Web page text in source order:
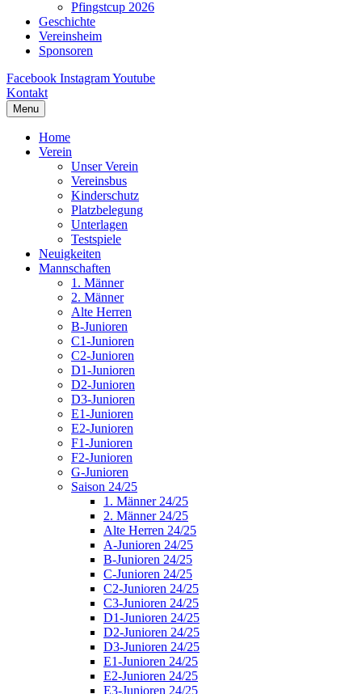
Pfingstcup 2026
Geschichte
Vereinsheim
Sponsoren
Facebook InstagramYoutube
Kontakt
Menu
Home
Verein
Unser Verein
Vereinsbus
Kinderschutz
Platzbelegung
Unterlagen
Testspiele
Neuigkeiten
Mannschaften
1. Männer
2. Männer
Alte Herren
B-Junioren
C1-Junioren
C2-Junioren
D1-Junioren
D2-Junioren
D3-Junioren
E1-Junioren
E2-Junioren
F1-Junioren
F2-Junioren
G-Junioren
Saison 24/25
1. Männer 24/25
2. Männer 24/25
Alte Herren 24/25
A-Junioren 24/25
B-Junioren 24/25
C-Junioren 24/25
C2-Junioren 24/25
C3-Junioren 24/25
D1-Junioren 24/25
D2-Junioren 24/25
D3-Junioren 24/25
E1-Junioren 24/25
E2-Junioren 24/25
E3-Junioren 24/25